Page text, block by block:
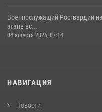
Военнослужащий Росгвардии
этапе вс...
04 августа 2026, 07:14
НАВИГАЦИЯ
Новости